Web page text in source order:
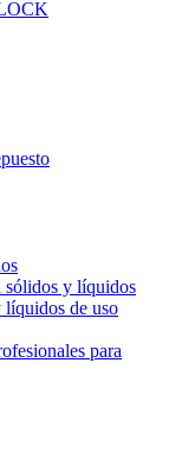
y líquidos
líquidos de uso
para